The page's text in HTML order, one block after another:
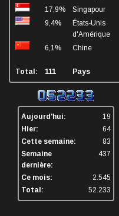
17,9%
Singapour
9,4%
États-Unis
d'Amérique
6,1%
Chine
Total: 111 Pays
Aujourd'hui:
19
Hier:
64
Cette semaine:
83
Semaine
dernière:
437
Ce mois:
2.545
Total:
52.233